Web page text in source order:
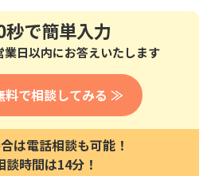
秒で簡単入力
業日以内にお答えいたします
料で相談してみる ≫
は電話相談も可能！
談時間は14分！